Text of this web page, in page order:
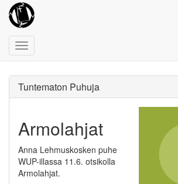
Toggle
navigation
Tuntematon Puhuja
Armolahjat
Anna Lehmuskosken puhe
WUP-illassa 11.6. otsikolla
Armolahjat.